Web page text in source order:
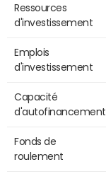
Ressources
d'investissement
Emplois
d'investissement
Capacité
d'autofinancement
Fonds de
roulement